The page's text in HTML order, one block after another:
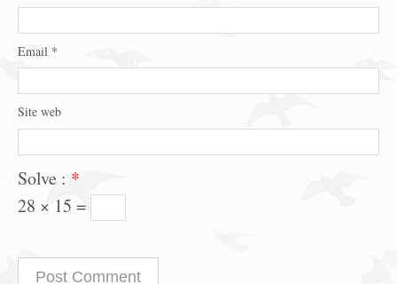
Email *
Site web
Solve : *
28 × 15 =